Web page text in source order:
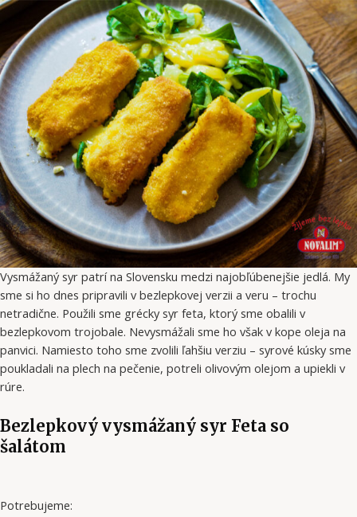
Vysmážaný syr patrí na Slovensku medzi najobľúbenejšie jedlá. My
sme si ho dnes pripravili v bezlepkovej verzii a veru – trochu
netradične. Použili sme grécky syr feta, ktorý sme obalili v
bezlepkovom trojobale. Nevysmážali sme ho však v kope oleja na
panvici. Namiesto toho sme zvolili ľahšiu verziu – syrové kúsky sme
poukladali na plech na pečenie, potreli olivovým olejom a upiekli v
rúre.
Bezlepkový vysmážaný syr Feta so
šalátom
Potrebujeme: